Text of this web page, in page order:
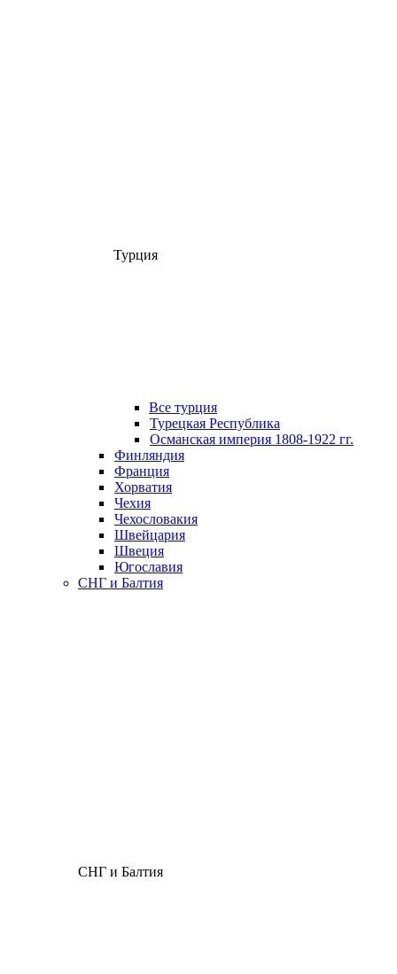
Турция
Все турция
Турецкая Республика
Османская империя 1808-1922 гг.
Финляндия
Франция
Хорватия
Чехия
Чехословакия
Швейцария
Швеция
Югославия
СНГ и Балтия
СНГ и Балтия